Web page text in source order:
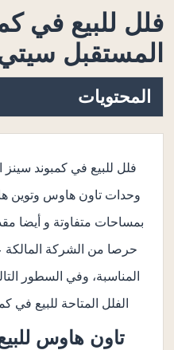
فلل للبيع في
المستقبل
المحتويات
فلل للبيع في كمبوند
وحدات تاون هاوس وتوين
بمساحات متفاوتة و أيضا
حرصا من الشركة
المناسبة، وفي السطور
الفلل المتاحة للبيع في
تاون هاوس